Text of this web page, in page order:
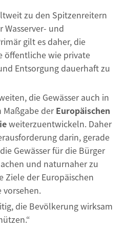
zu den Spitzenreitern
und
gilt es daher, die
öffentliche wie private
Entsorgung dauerhaft zu
die Gewässer auch in
Maßgabe derEuropäischen
weiterzuentwickeln. Daher
darin, gerade
Gewässer für die Bürger
und naturnaher zu
Ziele der Europäischen
die Bevölkerung wirksam